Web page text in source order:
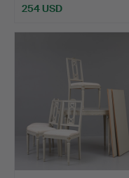
254 USD